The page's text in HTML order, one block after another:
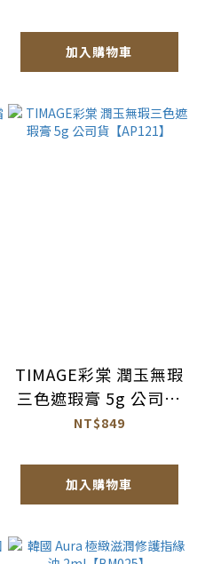
加入購物車
TIMAGE彩棠 潤玉無瑕
三色遮瑕膏 5g 公司貨
【AP121】
NT$849
加入購物車